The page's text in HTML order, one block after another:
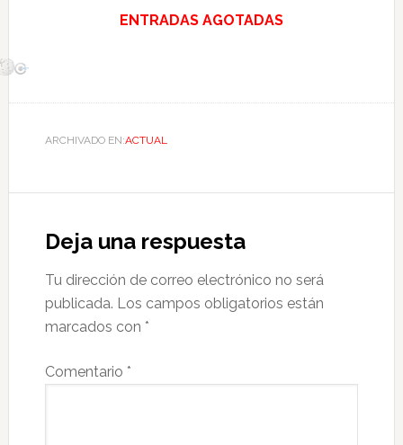
ENTRADAS AGOTADAS
ARCHIVADO EN:ACTUAL
Deja una respuesta
Tu dirección de correo electrónico no será
publicada. Los campos obligatorios están
marcados con *
Comentario *